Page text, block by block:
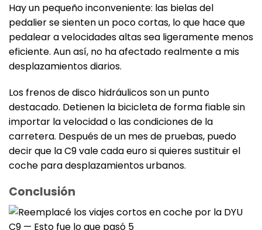
Hay un pequeño inconveniente: las bielas del
pedalier se sienten un poco cortas, lo que hace que
pedalear a velocidades altas sea ligeramente menos
eficiente. Aun así, no ha afectado realmente a mis
desplazamientos diarios.
Los frenos de disco hidráulicos son un punto
destacado. Detienen la bicicleta de forma fiable sin
importar la velocidad o las condiciones de la
carretera. Después de un mes de pruebas, puedo
decir que la C9 vale cada euro si quieres sustituir el
coche para desplazamientos urbanos.
Conclusión